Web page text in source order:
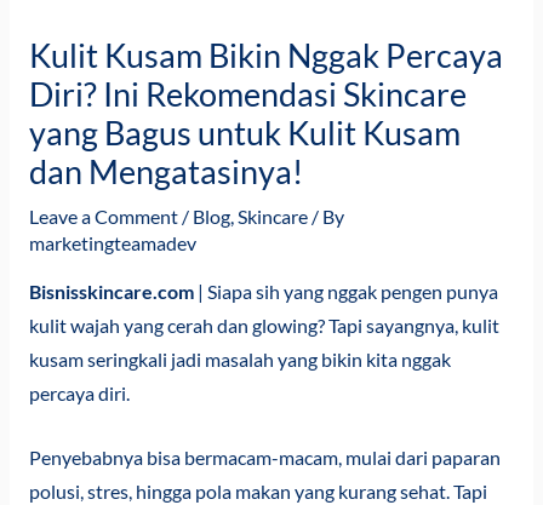
Kulit Kusam Bikin Nggak Percaya
Diri? Ini Rekomendasi Skincare
yang Bagus untuk Kulit Kusam
dan Mengatasinya!
Leave a Comment / Blog,Skincare/ By
marketingteamadev
Bisnisskincare.com| Siapa sih yang nggak pengen punya
kulit wajah yang cerah dan glowing? Tapi sayangnya, kulit
kusam seringkali jadi masalah yang bikin kita nggak
percaya diri.
Penyebabnya bisa bermacam-macam, mulai dari paparan
polusi, stres, hingga pola makan yang kurang sehat. Tapi